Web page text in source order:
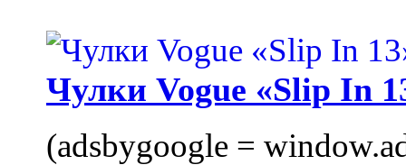
Чулки Vogue «Slip In
(adsbygoogle =